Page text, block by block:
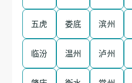
五虎 娄底 滨州
临汾 温州 泸州